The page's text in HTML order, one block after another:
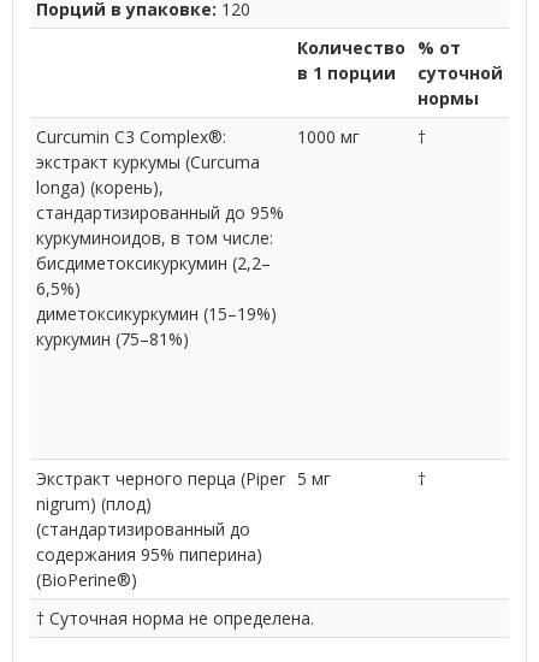
Порций в упаковке: 120
Количество
в 1 порции
% от
суточной
нормы
Curcumin C3 Complex®:
экстракт куркумы (Curcuma
longa) (корень),
стандартизированный до 95%
куркуминоидов, в том числе:
бисдиметоксикуркумин (2,2–
6,5%)
диметоксикуркумин (15–19%)
куркумин (75–81%)
1000 мг †
Экстракт черного перца (Piper
nigrum) (плод)
(стандартизированный до
содержания 95% пиперина)
(BioPerine®)
5 мг †
† Суточная норма не определена.